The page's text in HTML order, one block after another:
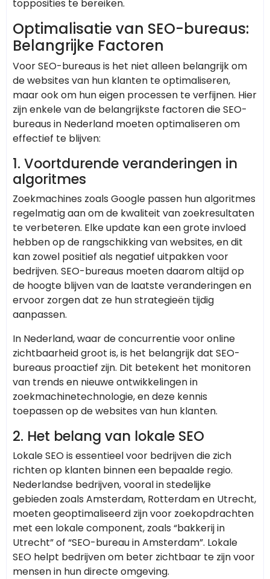
topposities te bereiken.
Optimalisatie van SEO-bureaus:
Belangrijke Factoren
Voor SEO-bureaus is het niet alleen belangrijk om
de websites van hun klanten te optimaliseren,
maar ook om hun eigen processen te verfijnen. Hier
zijn enkele van de belangrijkste factoren die SEO-
bureaus in Nederland moeten optimaliseren om
effectief te blijven:
1. Voortdurende veranderingen in
algoritmes
Zoekmachines zoals Google passen hun algoritmes
regelmatig aan om de kwaliteit van zoekresultaten
te verbeteren. Elke update kan een grote invloed
hebben op de rangschikking van websites, en dit
kan zowel positief als negatief uitpakken voor
bedrijven. SEO-bureaus moeten daarom altijd op
de hoogte blijven van de laatste veranderingen en
ervoor zorgen dat ze hun strategieën tijdig
aanpassen.
In Nederland, waar de concurrentie voor online
zichtbaarheid groot is, is het belangrijk dat SEO-
bureaus proactief zijn. Dit betekent het monitoren
van trends en nieuwe ontwikkelingen in
zoekmachinetechnologie, en deze kennis
toepassen op de websites van hun klanten.
2. Het belang van lokale SEO
Lokale SEO is essentieel voor bedrijven die zich
richten op klanten binnen een bepaalde regio.
Nederlandse bedrijven, vooral in stedelijke
gebieden zoals Amsterdam, Rotterdam en Utrecht,
moeten geoptimaliseerd zijn voor zoekopdrachten
met een lokale component, zoals “bakkerij in
Utrecht” of “SEO-bureau in Amsterdam”. Lokale
SEO helpt bedrijven om beter zichtbaar te zijn voor
mensen in hun directe omgeving.